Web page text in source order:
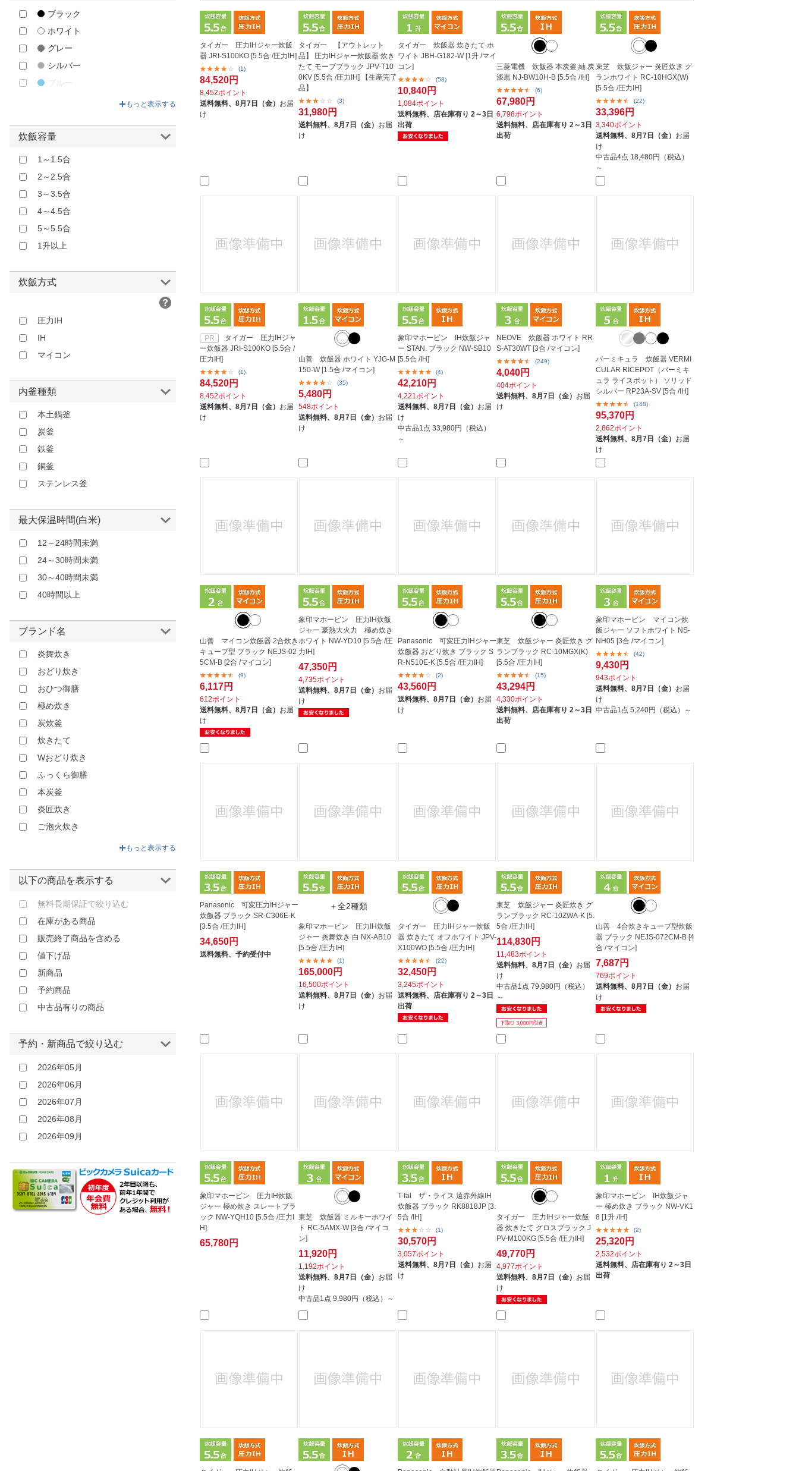
タイガー 圧力IHジャー炊飯
器 JRI-S100KO [5.5合 /圧力IH]
(1)
84,520円
8,452ポイント
送料無料、 8月7日（金） お届
け
タイガー 【アウトレット
品】 圧力IHジャー炊飯器 炊き
たて モーブブラック JPV-T10
0KV [5.5合 /圧力IH] 【生産完了
品】
(3)
31,980円
送料無料、8月7日（金） お届
け
タイガー 炊飯器 炊きたて ホ
ワイト JBH-G182-W [1升 /マイ
コン]
(58)
10,840円
1,084ポイント
送料無料、 店在庫有り 2～3日
出荷
三菱電機 炊飯器 本炭釜 紬 炭
漆黒 NJ-BW10H-B [5.5合 /IH]
(6)
67,980円
6,798ポイント
送料無料、 店在庫有り 2～3日
出荷
東芝 炊飯ジャー 炎匠炊き グ
ランホワイト RC-10HGX(W)
[5.5合 /圧力IH]
(22)
33,396円
3,340ポイント
送料無料、 8月7日（金） お届
け
中古品4点 18,480円（税込）
～
PR
タイガー 圧力IHジャ
ー炊飯器 JRI-S100KO [5.5合 /
圧力IH]
(1)
84,520円
8,452ポイント
送料無料、 8月7日（金） お届
け
山善 炊飯器 ホワイト YJG-M
150-W [1.5合 /マイコン]
(35)
5,480円
548ポイント
送料無料、8月7日（金） お届
け
象印マホービン IH炊飯ジャ
ー STAN. ブラック NW-SB10
[5.5合 /IH]
(4)
42,210円
4,221ポイント
送料無料、 8月7日（金） お届
け
中古品1点 33,980円（税込）
～
NEOVE 炊飯器 ホワイト RR
S-AT30WT [3合 /マイコン]
(249)
4,040円
404ポイント
送料無料、8月7日（金） お届
け
バーミキュラ 炊飯器 VERMI
CULAR RICEPOT（バーミキ
ュラ ライスポット） ソリッド
シルバー RP23A-SV [5合 /IH]
(148)
95,370円
2,862ポイント
送料無料、 8月7日（金） お届
け
山善 マイコン炊飯器 2合炊き
キューブ型 ブラック NEJS-02
5CM-B [2合 /マイコン]
(9)
6,117円
612ポイント
送料無料、 8月7日（金） お届
け
象印マホービン 圧力IH炊飯
ジャー 豪熱大火力 極め炊き
ホワイト NW-YD10 [5.5合 /圧
力IH]
47,350円
4,735ポイント
送料無料、8月7日（金） お届
け
Panasonic 可変圧力IHジャー
炊飯器 おどり炊き ブラック S
R-N510E-K [5.5合 /圧力IH]
(2)
43,560円
送料無料、 8月7日（金） お届
け
東芝 炊飯ジャー 炎匠炊き グ
ランブラック RC-10MGX(K)
[5.5合 /圧力IH]
(15)
43,294円
4,330ポイント
送料無料、 店在庫有り 2～3日
出荷
象印マホービン マイコン炊
飯ジャー ソフトホワイト NS-
NH05 [3合 /マイコン]
(42)
9,430円
943ポイント
送料無料、 8月7日（金） お届
け
中古品1点 5,240円（税込）～
Panasonic 可変圧力IHジャー
炊飯器 ブラック SR-C306E-K
[3.5合 /圧力IH]
34,650円
送料無料、 予約受付中
＋全2種類
象印マホービン 圧力IH炊飯
ジャー 炎舞炊き 白 NX-AB10
[5.5合 /圧力IH]
(1)
165,000円
16,500ポイント
送料無料、8月7日（金） お届
け
タイガー 圧力IHジャー炊飯
器 炊きたて オフホワイト JPV-
X100WO [5.5合 /圧力IH]
(22)
32,450円
3,245ポイント
送料無料、 店在庫有り 2～3日
出荷
東芝 炊飯ジャー 炎匠炊き グ
ランブラック RC-10ZWA-K [5.
5合 /圧力IH]
114,830円
11,483ポイント
送料無料、8月7日（金） お届
け
中古品1点79,980円（税込）
～
山善 4合炊きキューブ型炊飯
器 ブラック NEJS-072CM-B [4
合 /マイコン]
7,687円
769ポイント
送料無料、 8月7日（金） お届
け
象印マホービン 圧力IH炊飯
ジャー 極め炊き スレートブラ
ック NW-YQH10 [5.5合 /圧力I
H]
65,780円
東芝 炊飯器 ミルキーホワイ
ト RC-5AMX-W [3合 /マイコ
ン]
11,920円
1,192ポイント
送料無料、8月7日（金） お届
け
中古品1点9,980円（税込）～
T-fal ザ・ライス 遠赤外線IH
炊飯器 ブラック RK8818JP [3.
5合 /IH]
(1)
30,570円
3,057ポイント
送料無料、 8月7日（金） お届
け
タイガー 圧力IHジャー炊飯
器 炊きたて グロスブラック J
PV-M100KG [5.5合 /圧力IH]
49,770円
4,977ポイント
送料無料、8月7日（金） お届
け
象印マホービン IH炊飯ジャ
ー 極め炊き ブラック NW-VK1
8 [1升 /IH]
(2)
25,320円
2,532ポイント
送料無料、
店在庫有り 2～3日
出荷
T-fal｜ティファール
TAGlabel by amadana｜タグレー
ベル バイ アマダナ
THANKO｜サンコー
TWINBIRD｜ツインバード
アナバス｜ANABAS
イーバランス｜E-BALANCE
ウィナーズ｜Winner’s
エスキュービズムエレクトリック
｜S-cubism
オーム電機｜OHM ELECTRIC
カイホウ｜KAIHOU
ソウイジャパン｜SOUYI
タイガー魔法瓶
ダイアモンドヘッド｜Diamond
ハイアール｜Haier
ハヌ｜HANU
バーミキュラ｜Vermicular
ヒロコーポレーション｜HIRO
CORPORATION
ビックアイデア｜BicIDEA
ピーナッツ・クラブ｜Peanuts
ファミリー・ライフ｜Family-life
ベルソス｜VERSOS
マクロス｜macros
三菱電機
三菱電機｜Mitsubishi Electric
和平フレイズ｜Wahei Freiz
新津興器｜Niitsu Kouki
ブラック
ホワイト
グレー
シルバー
ブルー
イエロー
もっと表示する
炊飯容量
1～1.5合
2～2.5合
3～3.5合
4～4.5合
5～5.5合
1升以上
炊飯方式
圧力IH
IH
マイコン
内釜種類
本土鍋釜
炭釜
鉄釜
銅釜
ステンレス釜
最大保温時間(白米)
12～24時間未満
24～30時間未満
30～40時間未満
40時間以上
ブランド名
炎舞炊き
おどり炊き
おひつ御膳
極め炊き
炭炊釜
炊きたて
Wおどり炊き
ふっくら御膳
本炭釜
炎匠炊き
ご泡火炊き
もっと表示する
以下の商品を表示する
無料長期保証で絞り込む
在庫がある商品
販売終了商品を含める
値下げ品
新商品
予約商品
中古品有りの商品
予約・新商品で絞り込む
2026年05月
2026年06月
2026年07月
2026年08月
2026年09月